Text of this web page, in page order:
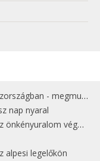
a 15 legjobbat
nap nyaral
végét jelentette
alpesi legelőkön